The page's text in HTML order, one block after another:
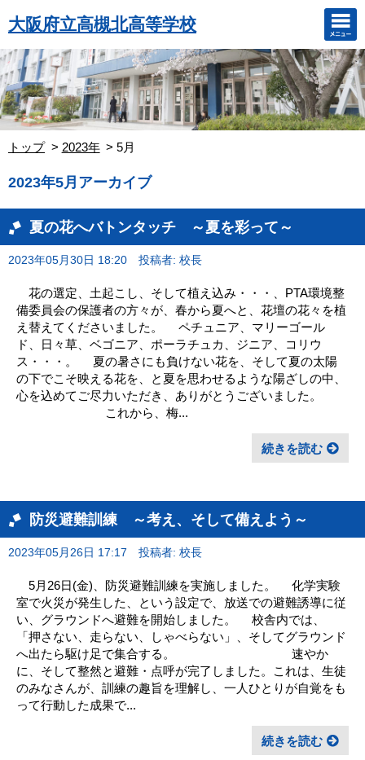
大阪府立高槻北高等学校
トップ 2023年 5月
2023年5月アーカイブ
夏の花へバトンタッチ ～夏を彩って～
2023年05月30日 18:20 投稿者: 校長
花の選定、土起こし、そして植え込み・・・、PTA環境整
備委員会の保護者の方々が、春から夏へと、花壇の花々を植
え替えてくださいました。 ペチュニア、マリーゴール
ド、日々草、ベゴニア、ポーラチュカ、ジニア、コリウ
ス・・・。 夏の暑さにも負けない花を、そして夏の太陽
の下でこそ映える花を、と夏を思わせるような陽ざしの中、
心を込めてご尽力いただき、ありがとうございました。
これから、梅...
続きを読む
防災避難訓練 ～考え、そして備えよう～
2023年05月26日 17:17 投稿者: 校長
5月26日(金)、防災避難訓練を実施しました。 化学実験
室で火災が発生した、という設定で、放送での避難誘導に従
い、グラウンドへ避難を開始しました。 校舎内では、
「押さない、走らない、しゃべらない」、そしてグラウンド
へ出たら駆け足で集合する。 速やか
に、そして整然と避難・点呼が完了しました。これは、生徒
のみなさんが、訓練の趣旨を理解し、一人ひとりが自覚をも
って行動した成果で...
続きを読む